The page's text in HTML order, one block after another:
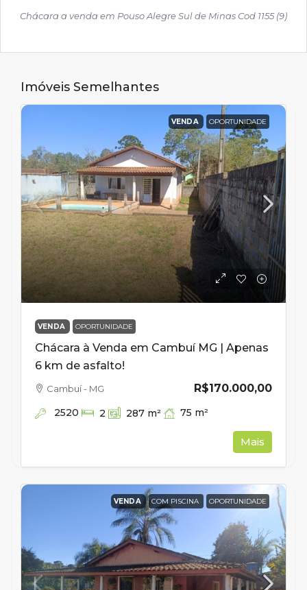
Chácara a venda em Pouso Alegre Sul de Minas Cod 1155 (9)
Imóveis Semelhantes
VENDA OPORTUNIDADE
VENDA OPORTUNIDADE
Chácara à Venda em Cambuí MG | Apenas
6 km de asfalto!
R$170.000,00
Cambuí - MG
2520 2 287 m² 75 m²
Mais
VENDA COM PISCINA OPORTUNIDADE